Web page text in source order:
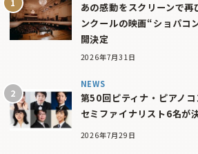
あの感動をスクリーンで
ンクールの映画“ショパコ
開決定
2026年7月31日
NEWS
第50回ピティナ・ピアノコ
セミファイナリスト6名が
2026年7月29日